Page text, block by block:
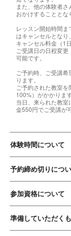
また、他の体験者
おかけすることとな
レッスン開始時間
はキャンセルとなり、
キャンセル料金（1
ご受講日の日程変
可能です。
ご予約時、ご受講
ります。
ご予約された教室
100%）がかかります
当日、来られた教
金550円でご受講が
体験時間について
予約締め切りにつ
参加資格について
準備していただく